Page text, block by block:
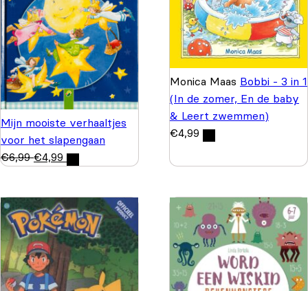
Mijn mooiste verhaaltjes
voor het slapengaan
€6,99 €4,99
Monica Maas Bobbi - 3 in 1
(In de zomer, En de baby
& Leert zwemmen)
€4,99